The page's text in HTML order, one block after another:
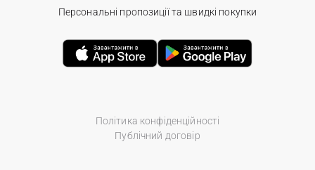
Політика конфіденційності
Публічний договір
Персональні пропозиції та швидкі покупки